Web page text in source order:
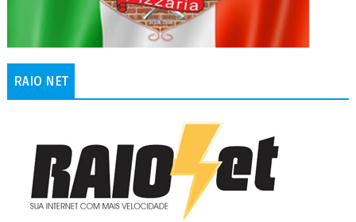
RAIO NET